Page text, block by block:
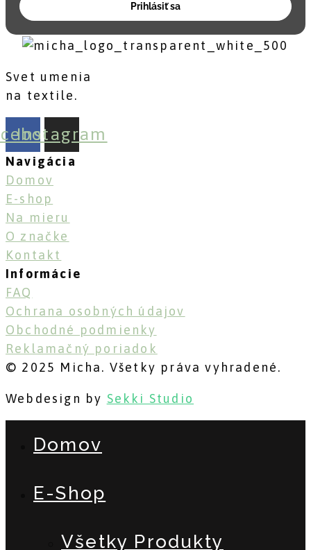
Prihlásiť sa
Svet umenia
na textile.
Instagram
Navigácia
Domov
E-shop
Na mieru
O značke
Kontakt
Informácie
FAQ
Ochrana osobných údajov
Obchodné podmienky
Reklamačný poriadok
© 2025 Micha. Všetky práva vyhradené.
Webdesign by Sekki Studio
Domov
E-Shop
Všetky Produkty